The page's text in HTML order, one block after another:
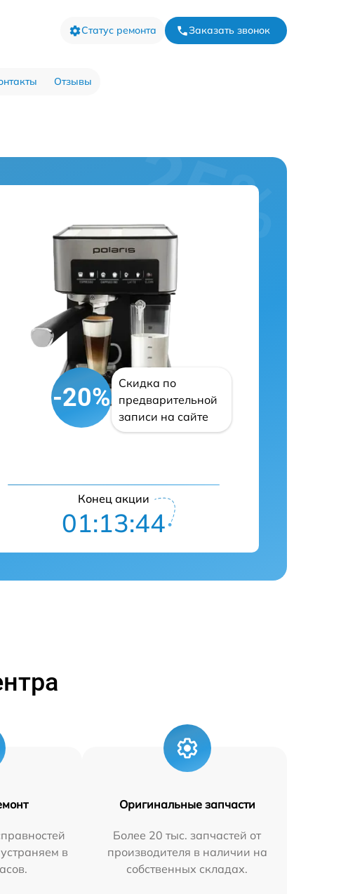
Статус ремонта Заказать звонок
Отзывы
-20%
Скидка по
предварительной
записи на сайте
Конец акции
01:13:43
в
Оригинальные запчасти
Более 20 тыс. запчастей от
производителя в наличии на
собственных складах.